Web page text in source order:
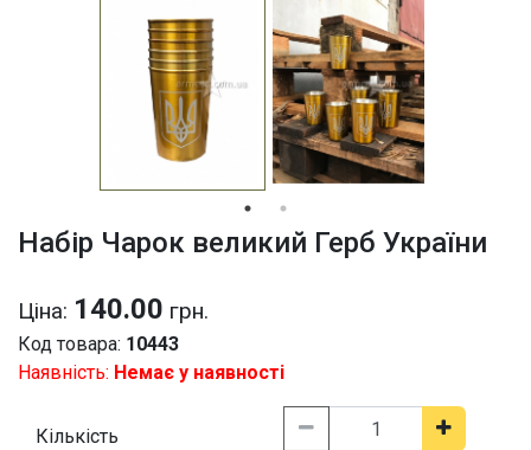
Набір Чарок великий Герб України
Ціна: 140.00 грн.
Код товара: 10443
Наявність: Немає у наявності
Кількість